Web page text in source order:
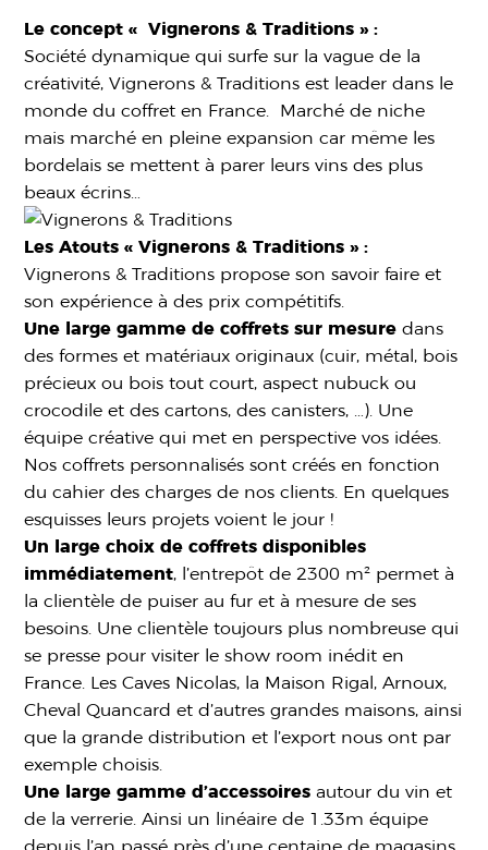
Le concept « Vignerons & Traditions » :
Société dynamique qui surfe sur la vague de la
créativité, Vignerons & Traditions est leader dans le
monde du coffret en France. Marché de niche
mais marché en pleine expansion car même les
bordelais se mettent à parer leurs vins des plus
beaux écrins…
Les Atouts « Vignerons & Traditions » :
Vignerons & Traditions propose son savoir faire et
son expérience à des prix compétitifs.
Une large gamme de coffrets sur mesure dans
des formes et matériaux originaux (cuir, métal, bois
précieux ou bois tout court, aspect nubuck ou
crocodile et des cartons, des canisters, …). Une
équipe créative qui met en perspective vos idées.
Nos coffrets personnalisés sont créés en fonction
du cahier des charges de nos clients. En quelques
esquisses leurs projets voient le jour !
Un large choix de coffrets disponibles
immédiatement, l’entrepôt de 2300 m² permet à
la clientèle de puiser au fur et à mesure de ses
besoins. Une clientèle toujours plus nombreuse qui
se presse pour visiter le show room inédit en
France. Les Caves Nicolas, la Maison Rigal, Arnoux,
Cheval Quancard et d’autres grandes maisons, ainsi
que la grande distribution et l’export nous ont par
exemple choisis.
Une large gamme d’accessoires autour du vin et
de la verrerie. Ainsi un linéaire de 1.33m équipe